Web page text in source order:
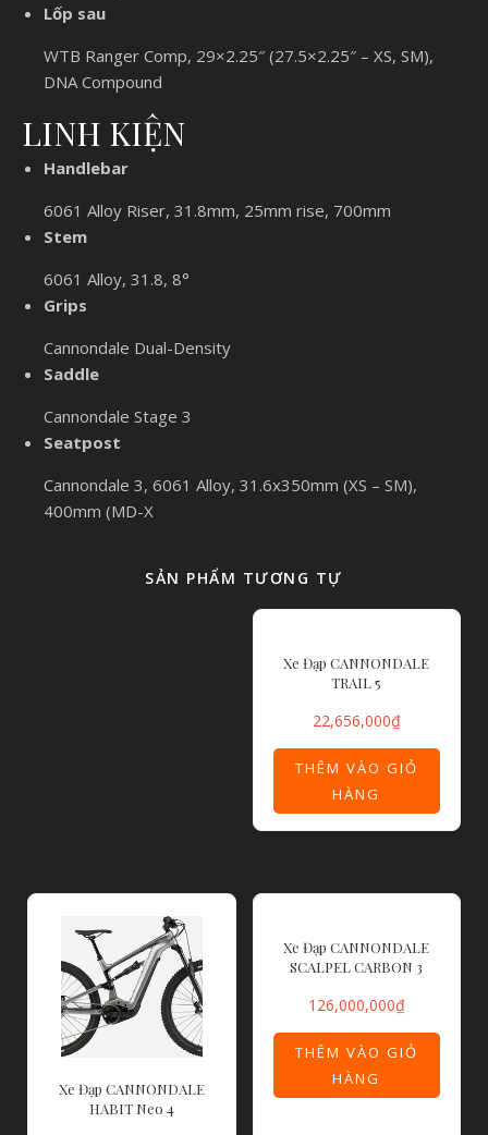
Lốp sau
WTB Ranger Comp, 29×2.25″ (27.5×2.25″ – XS, SM),
DNA Compound
LINH KIỆN
Handlebar
6061 Alloy Riser, 31.8mm, 25mm rise, 700mm
Stem
6061 Alloy, 31.8, 8°
Grips
Cannondale Dual-Density
Saddle
Cannondale Stage 3
Seatpost
Cannondale 3, 6061 Alloy, 31.6x350mm (XS – SM),
400mm (MD-X
SẢN PHẨM TƯƠNG TỰ
Xe Đạp CANNONDALE
TRAIL 5
22,656,000₫
THÊM VÀO GIỎ
HÀNG
Xe Đạp CANNONDALE
HABIT Neo 4
Xe Đạp CANNONDALE
SCALPEL CARBON 3
126,000,000₫
THÊM VÀO GIỎ
HÀNG